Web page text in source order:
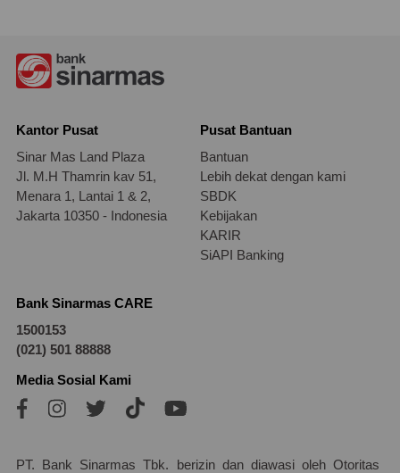
Kantor Pusat
Sinar Mas Land Plaza
Jl. M.H Thamrin kav 51,
Menara 1, Lantai 1 & 2,
Jakarta 10350 - Indonesia
Pusat Bantuan
Bantuan
Lebih dekat dengan kami
SBDK
Kebijakan
KARIR
SiAPI Banking
Bank Sinarmas CARE
1500153
(021) 501 88888
Media Sosial Kami
PT. Bank Sinarmas Tbk. berizin dan diawasi oleh Otoritas